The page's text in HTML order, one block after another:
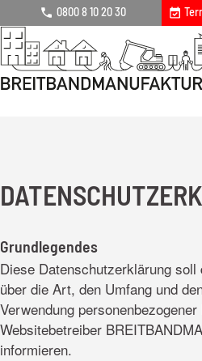
0800 8 10 20 30
Grundlegendes
Diese Datenschutzerklärung
über die Art, den Umfang und
Verwendung
Websitebetreiber
informieren.